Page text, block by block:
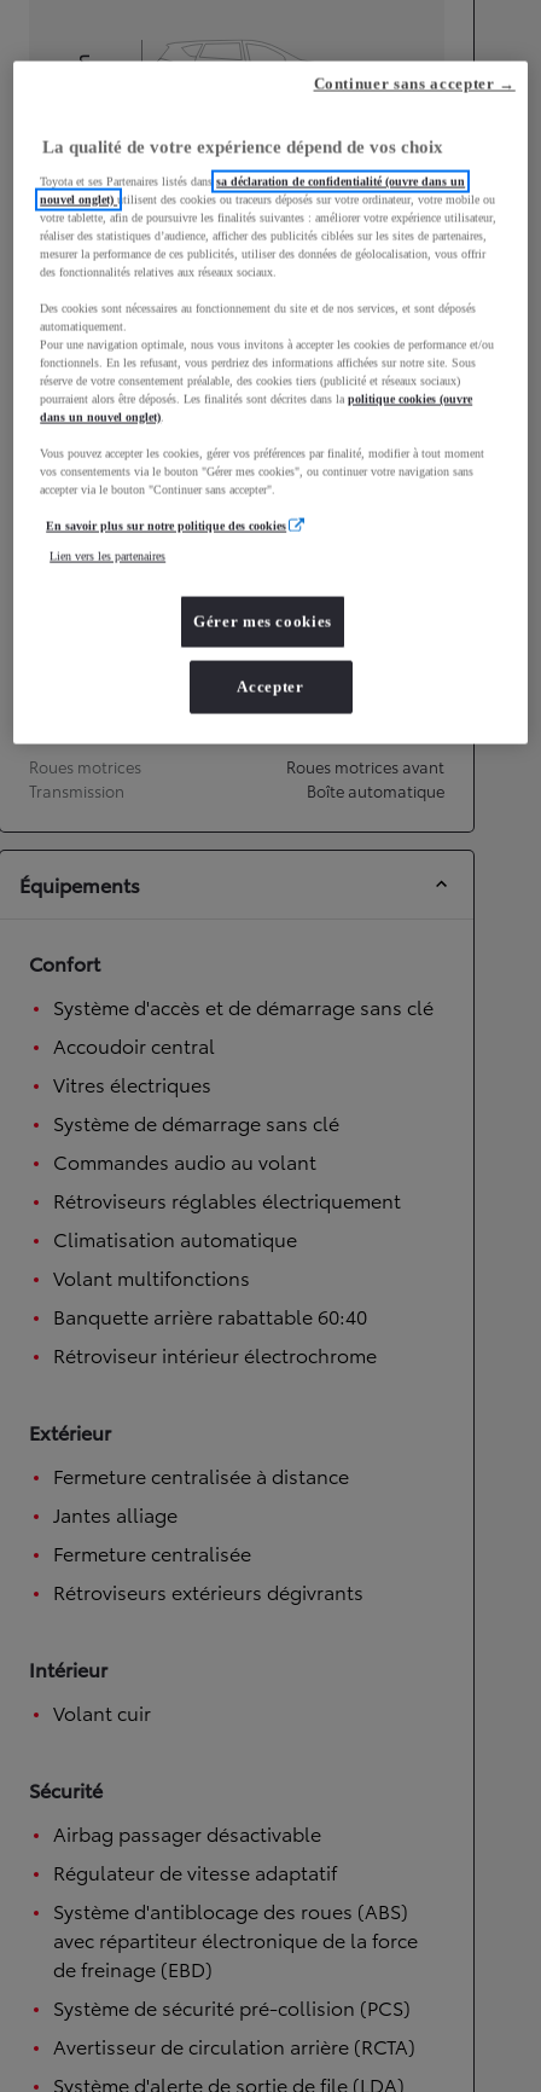
Longueur
3 940mm
mm
Largeur
1 745mm
Consommation mixte
Accélération 0-100km/h
Roues motrices
Roues motrices avant
Transmission
Boîte automatique
Équipements
Confort
Système d'accès et de démarrage sans clé
Accoudoir central
Vitres électriques
Système de démarrage sans clé
Commandes audio au volant
Rétroviseurs réglables électriquement
Climatisation automatique
Volant multifonctions
Banquette arrière rabattable 60:40
Rétroviseur intérieur électrochrome
Extérieur
Fermeture centralisée à distance
Jantes alliage
Fermeture centralisée
Rétroviseurs extérieurs dégivrants
Intérieur
Volant cuir
Sécurité
Airbag passager désactivable
Régulateur de vitesse adaptatif
Système d'antiblocage des roues (ABS)
avec répartiteur électronique de la force
de freinage (EBD)
Système de sécurité pré-collision (PCS)
Avertisseur de circulation arrière (RCTA)
Système d'alerte de sortie de file (LDA)
La qualité de votre expérience dépend de vos choix
Toyota et ses Partenaires listés danssa déclaration de confidentialité (ouvre dans un
nouvel onglet)utilisent des cookies ou traceurs déposés sur votre ordinateur, votre mobile ou
votre tablette, afin de poursuivre les finalités suivantes : améliorer votre expérience utilisateur,
réaliser des statistiques d’audience, afficher des publicités ciblées sur les sites de partenaires,
mesurer la performance de ces publicités, utiliser des données de géolocalisation, vous offrir
des fonctionnalités relatives aux réseaux sociaux.
Des cookies sont nécessaires au fonctionnement du site et de nos services, et sont déposés
automatiquement.
Pour une navigation optimale, nous vous invitons à accepter les cookies de performance et/ou
fonctionnels. En les refusant, vous perdriez des informations affichées sur notre site. Sous
réserve de votre consentement préalable, des cookies tiers (publicité et réseaux sociaux)
pourraient alors être déposés. Les finalités sont décrites dans lapolitique cookies (ouvre
dans un nouvel onglet)
Vous pouvez accepter les cookies, gérer vos préférences par finalité, modifier à tout moment
vos consentements via le bouton "Gérer mes cookies", ou continuer votre navigation sans
accepter via le bouton "Continuer sans accepter".
En savoir plus sur notre politique des cookies
Lien vers les partenaires
Gérer mes cookies
Continuer sans accepter →
Accepter